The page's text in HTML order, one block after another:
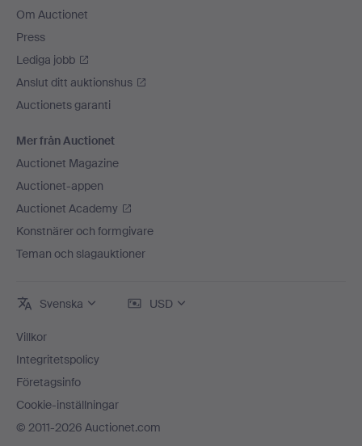
Om Auctionet
Press
Lediga jobb
Anslut ditt auktionshus
Auctionets garanti
Mer från Auctionet
Auctionet Magazine
Auctionet-appen
Auctionet Academy
Konstnärer och formgivare
Teman och slagauktioner
Svenska USD
Villkor
Integritetspolicy
Företagsinfo
Cookie-inställningar
© 2011-2026 Auctionet.com